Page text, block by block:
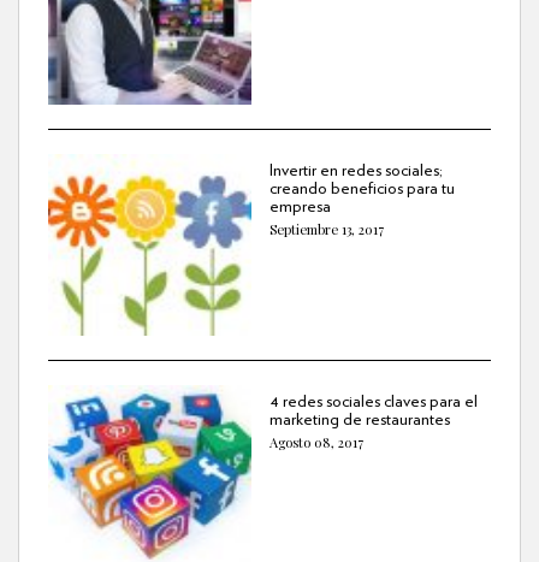
Invertir en redes sociales;
creando beneficios para tu
empresa
Septiembre 13, 2017
4 redes sociales claves para el
marketing de restaurantes
Agosto 08, 2017